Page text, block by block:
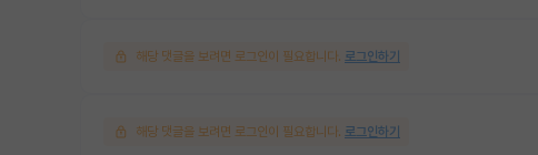
해당 댓글을 보려면 로그인이 필요합니다. 로그인하기
해당 댓글을 보려면 로그인이 필요합니다. 로그인하기